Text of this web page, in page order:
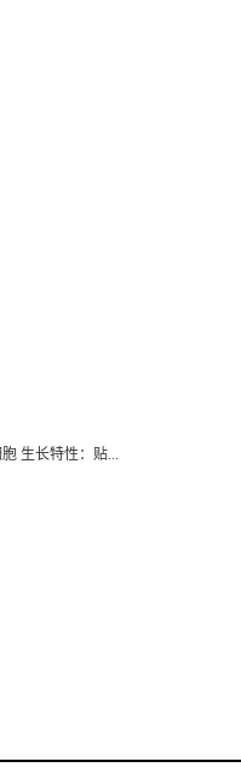
生长特性：贴...